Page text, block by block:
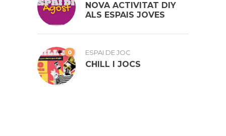
NOVA ACTIVITAT DIY
ALS ESPAIS JOVES
0 ESPAI DE JOC
CHILL I JOCS